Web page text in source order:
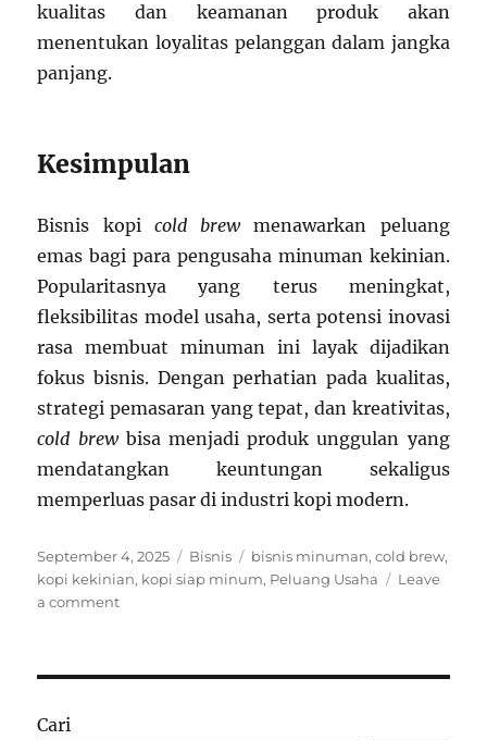
kualitas dan keamanan produk akan
menentukan loyalitas pelanggan dalam jangka
panjang.
Kesimpulan
Bisnis kopi cold brewmenawarkan peluang
emas bagi para pengusaha minuman kekinian.
Popularitasnya yang terus meningkat,
fleksibilitas model usaha, serta potensi inovasi
rasa membuat minuman ini layak dijadikan
fokus bisnis. Dengan perhatian pada kualitas,
strategi pemasaran yang tepat, dan kreativitas,
cold brewbisa menjadi produk unggulan yang
mendatangkan keuntungan sekaligus
memperluas pasar di industri kopi modern.
Posted
on
September 4, 2025 Categories
Bisnis Tags
bisnis minuman,cold brew,
kopi kekinian, kopi siap minum, Peluang Usaha
Leave
a commenton
Cari